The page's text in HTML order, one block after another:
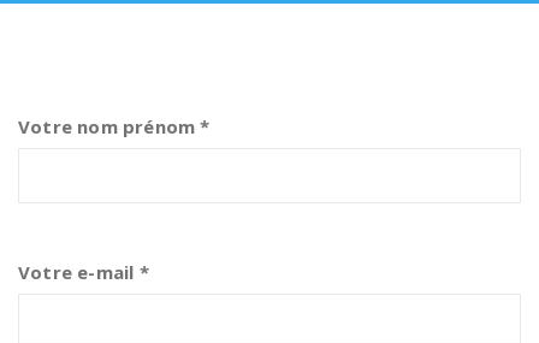
Votre nom prénom *
Votre e-mail *